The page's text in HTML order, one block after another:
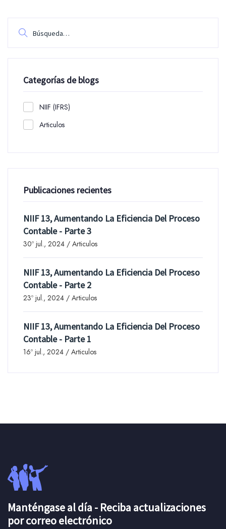
Categorías de blogs
NIIF (IFRS)
Articulos
Publicaciones recientes
NIIF 13, Aumentando La Eficiencia Del Proceso
Contable - Parte 3
30º jul., 2024 / Articulos
NIIF 13, Aumentando La Eficiencia Del Proceso
Contable - Parte 2
23º jul., 2024 / Articulos
NIIF 13, Aumentando La Eficiencia Del Proceso
Contable - Parte 1
16º jul., 2024 / Articulos
Manténgase al día - Reciba actualizaciones
por correo electrónico